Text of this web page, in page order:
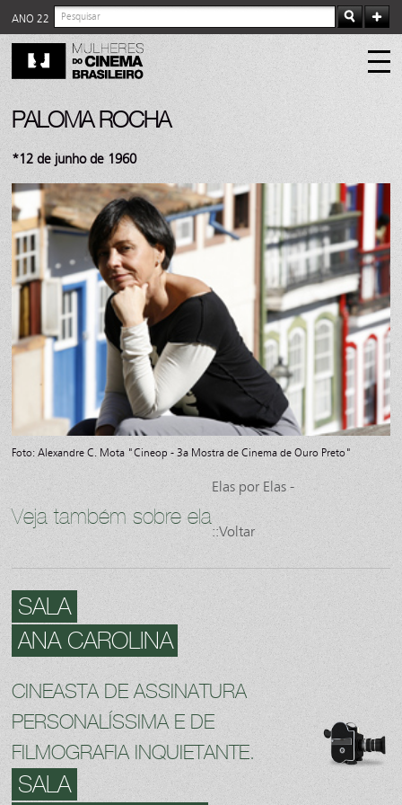
ANO 22
PALOMA ROCHA
*12 de junho de 1960
Foto: Alexandre C. Mota "Cineop - 3a Mostra de Cinema de Ouro Preto"
Veja também sobre ela
Elas por Elas -
::Voltar
SALA
ANA CAROLINA
CINEASTA DE ASSINATURA
PERSONALÍSSIMA E DE
FILMOGRAFIA INQUIETANTE.
SALA